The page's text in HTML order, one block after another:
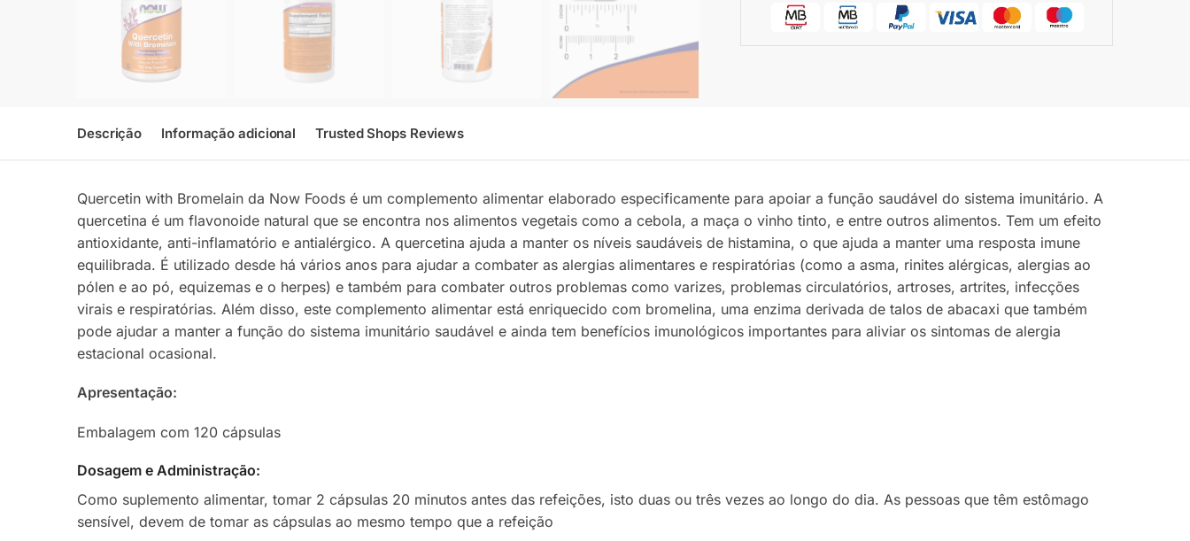
Descrição Informação adicional Trusted Shops Reviews
Quercetin with Bromelain da Now Foods é um complemento alimentar elaborado especificamente para apoiar a função saudável do sistema imunitário. A
quercetina é um flavonoide natural que se encontra nos alimentos vegetais como a cebola, a maça o vinho tinto, e entre outros alimentos. Tem um efeito
antioxidante, anti-inflamatório e antialérgico. A quercetina ajuda a manter os níveis saudáveis de histamina, o que ajuda a manter uma resposta imune
equilibrada. É utilizado desde há vários anos para ajudar a combater as alergias alimentares e respiratórias (como a asma, rinites alérgicas, alergias ao
pólen e ao pó, equizemas e o herpes) e também para combater outros problemas como varizes, problemas circulatórios, artroses, artrites, infecções
virais e respiratórias. Além disso, este complemento alimentar está enriquecido com bromelina, uma enzima derivada de talos de abacaxi que também
pode ajudar a manter a função do sistema imunitário saudável e ainda tem benefícios imunológicos importantes para aliviar os sintomas de alergia
estacional ocasional.
Apresentação:
Embalagem com 120 cápsulas
Dosagem e Administração:
Como suplemento alimentar, tomar 2 cápsulas 20 minutos antes das refeições, isto duas ou três vezes ao longo do dia. As pessoas que têm estômago
sensível, devem de tomar as cápsulas ao mesmo tempo que a refeição